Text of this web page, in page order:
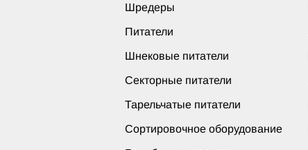
Шредеры
Питатели
Шнековые питатели
Секторные питатели
Тарельчатые питатели
Сортировочное оборудование